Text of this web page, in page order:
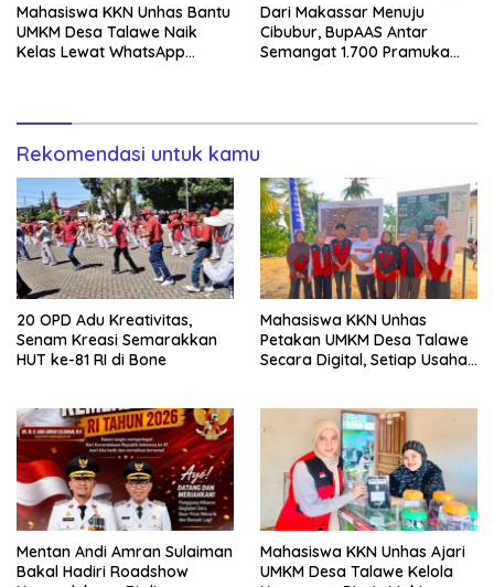
Mahasiswa KKN Unhas Bantu
UMKM Desa Talawe Naik
Kelas Lewat WhatsApp
Dari Makassar Menuju
Cibubur, BupAAS Antar
Semangat 1.700 Pramuka
Rekomendasi untuk kamu
20 OPD Adu Kreativitas,
Senam Kreasi Semarakkan
HUT ke-81 RI di Bone
Mahasiswa KKN Unhas
Petakan UMKM Desa Talawe
Secara Digital, Setiap Usaha
Mentan Andi Amran Sulaiman
Bakal Hadiri Roadshow
Mahasiswa KKN Unhas Ajari
UMKM Desa Talawe Kelola